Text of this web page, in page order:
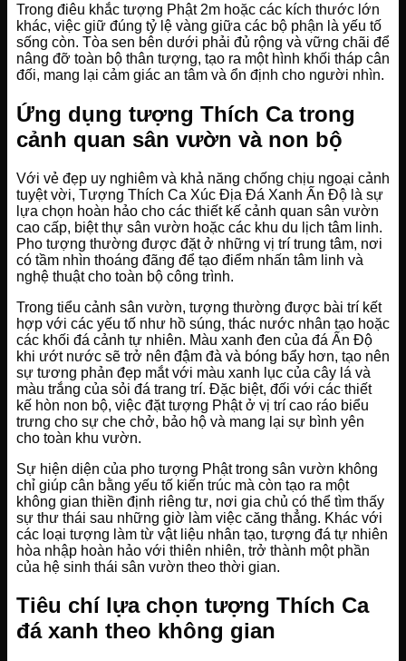
Trong điêu khắc tượng Phật 2m hoặc các kích thước lớn
khác, việc giữ đúng tỷ lệ vàng giữa các bộ phận là yếu tố
sống còn. Tòa sen bên dưới phải đủ rộng và vững chãi để
nâng đỡ toàn bộ thân tượng, tạo ra một hình khối tháp cân
đối, mang lại cảm giác an tâm và ổn định cho người nhìn.
Ứng dụng tượng Thích Ca trong
cảnh quan sân vườn và non bộ
Với vẻ đẹp uy nghiêm và khả năng chống chịu ngoại cảnh
tuyệt vời, Tượng Thích Ca Xúc Địa Đá Xanh Ấn Độ là sự
lựa chọn hoàn hảo cho các thiết kế cảnh quan sân vườn
cao cấp, biệt thự sân vườn hoặc các khu du lịch tâm linh.
Pho tượng thường được đặt ở những vị trí trung tâm, nơi
có tầm nhìn thoáng đãng để tạo điểm nhấn tâm linh và
nghệ thuật cho toàn bộ công trình.
Trong tiểu cảnh sân vườn, tượng thường được bài trí kết
hợp với các yếu tố như hồ súng, thác nước nhân tạo hoặc
các khối đá cảnh tự nhiên. Màu xanh đen của đá Ấn Độ
khi ướt nước sẽ trở nên đậm đà và bóng bẩy hơn, tạo nên
sự tương phản đẹp mắt với màu xanh lục của cây lá và
màu trắng của sỏi đá trang trí. Đặc biệt, đối với các thiết
kế hòn non bộ, việc đặt tượng Phật ở vị trí cao ráo biểu
trưng cho sự che chở, bảo hộ và mang lại sự bình yên
cho toàn khu vườn.
Sự hiện diện của pho tượng Phật trong sân vườn không
chỉ giúp cân bằng yếu tố kiến trúc mà còn tạo ra một
không gian thiền định riêng tư, nơi gia chủ có thể tìm thấy
sự thư thái sau những giờ làm việc căng thẳng. Khác với
các loại tượng làm từ vật liệu nhân tạo, tượng đá tự nhiên
hòa nhập hoàn hảo với thiên nhiên, trở thành một phần
của hệ sinh thái sân vườn theo thời gian.
Tiêu chí lựa chọn tượng Thích Ca
đá xanh theo không gian